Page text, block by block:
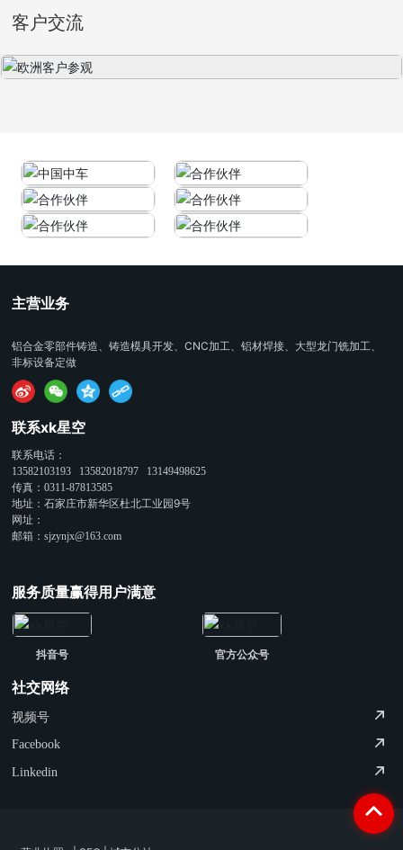
客户交流
主营业务
铝合金零部件铸造、铸造模具开发、CNC加工、铝材焊接、大型龙门铣加工、
非标设备定做
联系xk星空
联系电话：
13582103193 13582018797 13149498625
传真：0311-87813585
地址：石家庄市新华区杜北工业园9号
网址：
邮箱：sjzynjx@163.com
服务质量赢得用户满意
抖音号 官方公众号
社交网络
视频号
Facebook
Linkedin